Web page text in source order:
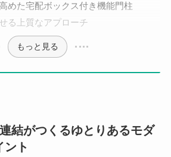
めた宅配ボックス付き機能門柱
る上質なアプローチ
もっと見る
結がつくるゆとりあるモダ
ント